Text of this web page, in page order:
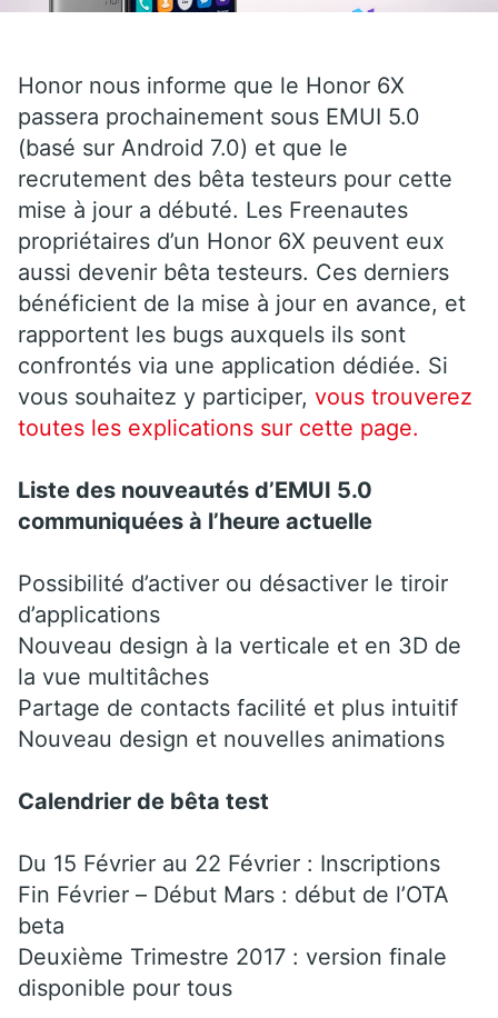
Honor nous informe que le Honor 6X
passera prochainement sous EMUI 5.0
(basé sur Android 7.0) et que le
recrutement des bêta testeurs pour cette
mise à jour a débuté. Les Freenautes
propriétaires d’un Honor 6X peuvent eux
aussi devenir bêta testeurs. Ces derniers
bénéficient de la mise à jour en avance, et
rapportent les bugs auxquels ils sont
confrontés via une application dédiée. Si
vous souhaitez y participer, vous trouverez
toutes les explications sur cette page.
Liste des nouveautés d’EMUI 5.0
communiquées à l’heure actuelle
Possibilité d’activer ou désactiver le tiroir
d’applications
Nouveau design à la verticale et en 3D de
la vue multitâches
Partage de contacts facilité et plus intuitif
Nouveau design et nouvelles animations
Calendrier de bêta test
Du 15 Février au 22 Février : Inscriptions
Fin Février – Début Mars : début de l’OTA
beta
Deuxième Trimestre 2017 : version finale
disponible pour tous